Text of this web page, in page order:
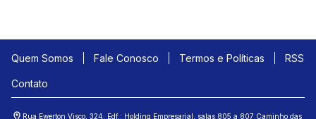
Quem Somos Fale Conosco Termos e Políticas RSS
Contato
Rua Ewerton Visco, 324, Edf.: Holding Empresarial, salas 805 a 807 Caminho das